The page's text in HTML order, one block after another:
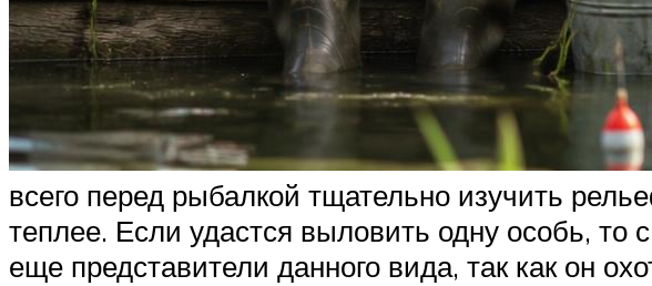
всего перед рыбалкой тщательно изучить
теплее. Если удастся выловить одну особь,
еще представители данного вида, так как он